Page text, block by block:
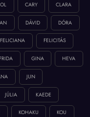
CARY CLARA
DÁVID DÓRA
FELICIANA FELICITÁS
GINA HEVA
JUN
JÚLIA KAEDE
KOHAKU KOU